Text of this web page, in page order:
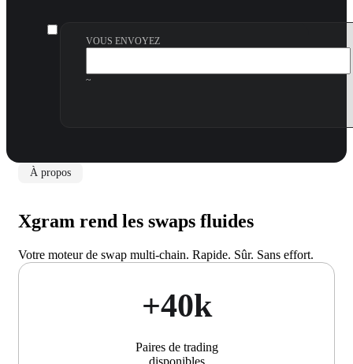
VOUS ENVOYEZ
~
À propos
Xgram rend les swaps fluides
Votre moteur de swap multi-chain. Rapide. Sûr. Sans effort.
+40k
Paires de trading